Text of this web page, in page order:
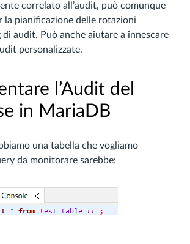
correlato all’audit, può comunque
la pianificazione delle rotazioni
di audit. Può anche aiutare a innescare
personalizzate.
l’Audit del
in MariaDB
una tabella che vogliamo
da monitorare sarebbe: